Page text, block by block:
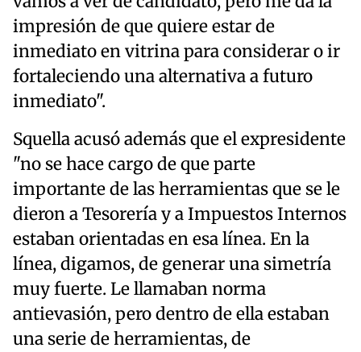
impresión de que quiere estar de
inmediato en vitrina para considerar o ir
fortaleciendo una alternativa a futuro
inmediato".
Squella acusó además que el expresidente
"no se hace cargo de que parte
importante de las herramientas que se le
dieron a Tesorería y a Impuestos Internos
estaban orientadas en esa línea. En la
línea, digamos, de generar una simetría
muy fuerte. Le llamaban norma
antievasión, pero dentro de ella estaban
una serie de herramientas, de